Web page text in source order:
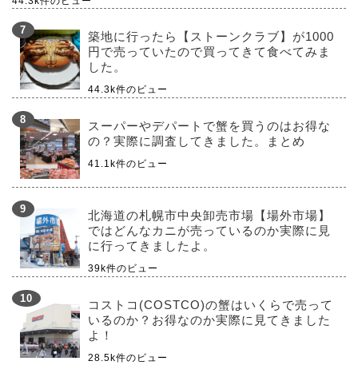
築地に行ったら【ストーンクラブ】が1000
円で売っていたので買ってきて食べてみま
した。
44.3k件のビュー
スーパーやデパートで蟹を買うのはお得な
の？実際に調査してきました。まとめ
41.1k件のビュー
北海道の札幌市中央卸売市場【場外市場】
ではどんなカニが売っているのか実際に見
に行ってきましたよ。
39k件のビュー
コストコ(COSTCO)の蟹はいくらで売って
いるのか？お得なのか実際に見てきました
よ！
28.5k件のビュー